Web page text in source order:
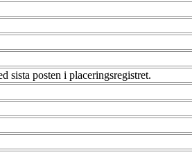
sista posten i placeringsregistret.